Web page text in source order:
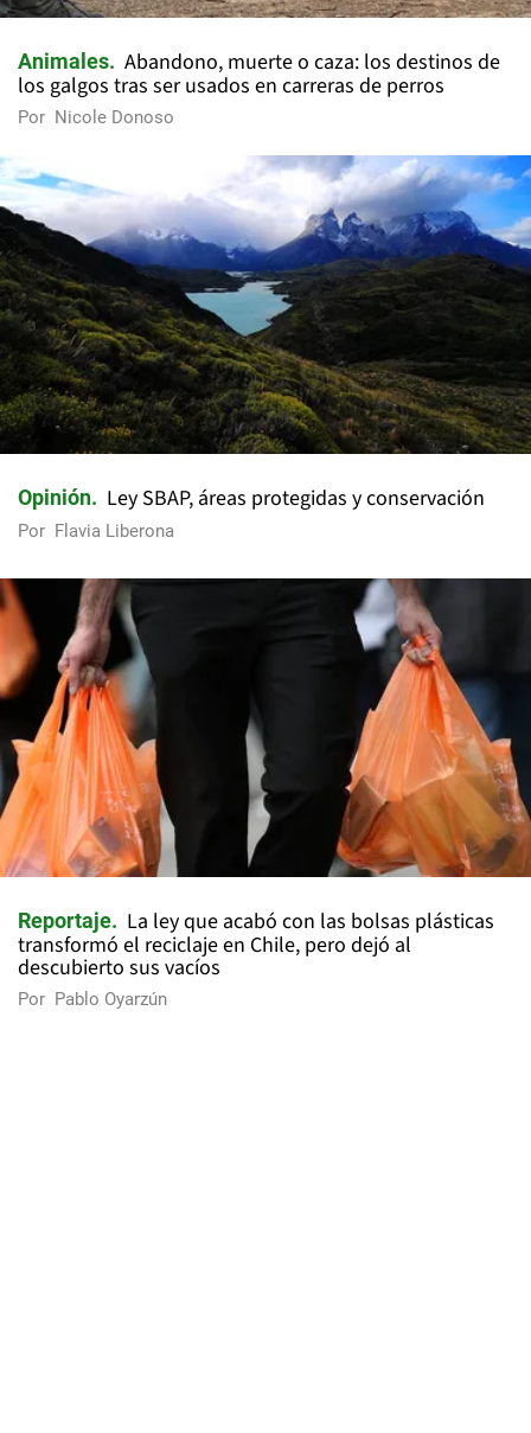
Animales
Abandono, muerte o caza: los destinos de
los galgos tras ser usados en carreras de perros
Por Nicole Donoso
Opinión Ley SBAP, áreas protegidas y conservación
Por Flavia Liberona
Reportaje
La ley que acabó con las bolsas plásticas
transformó el reciclaje en Chile, pero dejó al
descubierto sus vacíos
Por Pablo Oyarzún